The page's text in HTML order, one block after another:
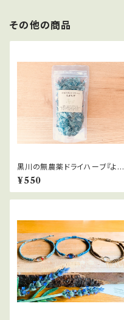
その他の商品
黒川の無農薬ドライハーブ『よも
ぎ』12ｇ
¥550